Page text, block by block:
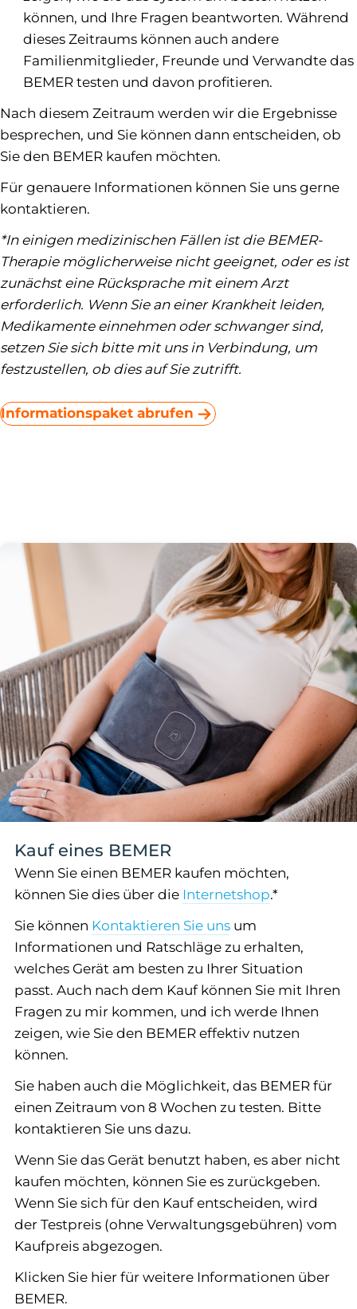
können, und Ihre Fragen beantworten. Während
dieses Zeitraums können auch andere
Familienmitglieder, Freunde und Verwandte das
BEMER testen und davon profitieren.
Nach diesem Zeitraum werden wir die Ergebnisse
besprechen, und Sie können dann entscheiden, ob
Sie den BEMER kaufen möchten.
Für genauere Informationen können Sie uns gerne
kontaktieren.
*In einigen medizinischen Fällen ist die BEMER-
Therapie möglicherweise nicht geeignet, oder es ist
zunächst eine Rücksprache mit einem Arzt
erforderlich. Wenn Sie an einer Krankheit leiden,
Medikamente einnehmen oder schwanger sind,
setzen Sie sich bitte mit uns in Verbindung, um
festzustellen, ob dies auf Sie zutrifft.
Informationspaket abrufen
Kauf eines BEMER
Wenn Sie einen BEMER kaufen möchten,
können Sie dies über die Internetshop.*
Sie können Kontaktieren Sie uns um
Informationen und Ratschläge zu erhalten,
welches Gerät am besten zu Ihrer Situation
passt. Auch nach dem Kauf können Sie mit Ihren
Fragen zu mir kommen, und ich werde Ihnen
zeigen, wie Sie den BEMER effektiv nutzen
können.
Sie haben auch die Möglichkeit, das BEMER für
einen Zeitraum von 8 Wochen zu testen. Bitte
kontaktieren Sie uns dazu.
Wenn Sie das Gerät benutzt haben, es aber nicht
kaufen möchten, können Sie es zurückgeben.
Wenn Sie sich für den Kauf entscheiden, wird
der Testpreis (ohne Verwaltungsgebühren) vom
Kaufpreis abgezogen.
Klicken Sie hier für weitere Informationen über
BEMER.